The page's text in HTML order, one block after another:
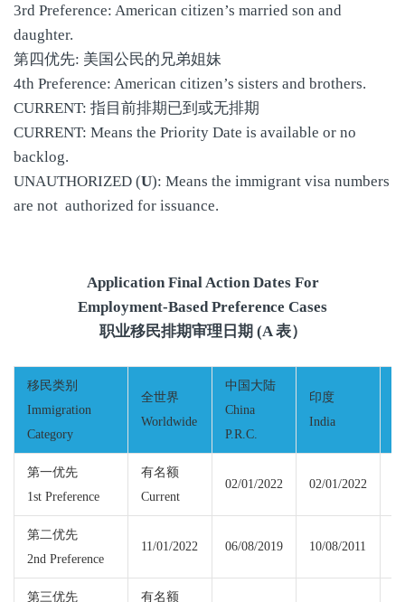
3rd Preference: American citizen’s married son and
daughter.
第四优先: 美国公民的兄弟姐妹
4th Preference: American citizen’s sisters and brothers.
CURRENT: 指目前排期已到或无排期
CURRENT: Means the Priority Date is available or no
backlog.
UNAUTHORIZED (U): Means the immigrant visa numbers
are not authorized for issuance.
Application Final Action Dates For
Employment-Based Preference Cases
职业移民排期审理日期 (A 表）
移民类别
Immigration
Category
全世界
Worldwide
中国大陆
China
P.R.C.
印度
India
第一优先
1st Preference
有名额
Current
02/01/2022 02/01/2022
第二优先
2nd Preference
11/01/2022 06/08/2019 10/08/2011
第三优先
有名额